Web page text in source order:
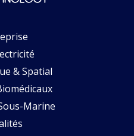
& Spatial
Marine